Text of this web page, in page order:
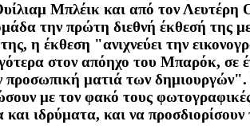
Μπλέικ και από τον Λευτέρη
την πρώτη διεθνή έκθεσή της
η έκθεση "ανιχνεύει την
στον απόηχο του Μπαρόκ, σε
προσωπική ματιά των
με τον φακό τους
ιδρύματα, και να